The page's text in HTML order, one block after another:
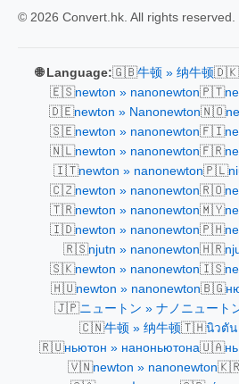
© 2026 Convert.hk. All rights reserved.
🌐 Language:🇬🇧牛顿 » 纳牛顿🇩🇰
🇪🇸newton » nanonewton🇵🇹
🇩🇪newton » Nanonewton🇳🇴
🇸🇪newton » nanonewton🇫🇮
🇳🇱newton » nanonewton🇫🇷
🇮🇹newton » nanonewton🇵🇱
🇨🇿newton » nanonewton🇷🇴
🇹🇷newton » nanonewton🇲🇾
🇮🇩newton » nanonewton🇵🇭
🇷🇸njutn » nanonewton🇭🇷
🇸🇰newton » nanonewton🇮🇸
🇭🇺newton » nanonewton🇧🇬
🇯🇵ニュートン » ナノニュート
🇨🇳牛顿 » 纳牛顿🇹🇭นิวตัน
🇷🇺ньютон » наноньютона🇺🇦
🇻🇳newton » nanonewton